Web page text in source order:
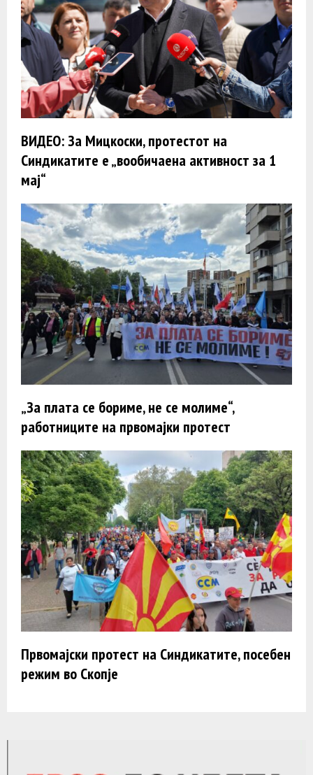
ВИДЕО: За Мицкоски, протестот на
Синдикатите е „вообичаена активност за 1
мај“
„За плата се бориме, не се молиме“,
работниците на првомајки протест
Првомајски протест на Синдикатите, посебен
режим во Скопје